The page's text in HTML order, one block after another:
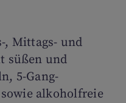
, Mittags- und
süßen und
5-Gang-
alkoholfreie